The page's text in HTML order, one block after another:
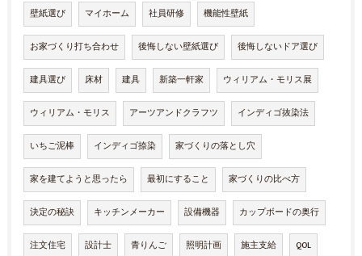
壁紙選び マイホーム 社員研修 機能性壁紙
お家づくり打ち合わせ 後悔しない壁紙選び 後悔しないドア選び
建具選び 床材 建具 新築一軒家 ウィリアム・モリス展
ウィリアム・モリス アーツアンドクラフツ インディゴ抜染法
いちご泥棒 インディゴ捺染 家づくりの落とし穴
家を建てようと思ったら 最初にすること 家づくりの比べ方
決定の秘訣 キッチンメーカー 設備機器 カップボードの奥行
注文住宅 設計士 青りんご 照明計画 施主支給 QOL